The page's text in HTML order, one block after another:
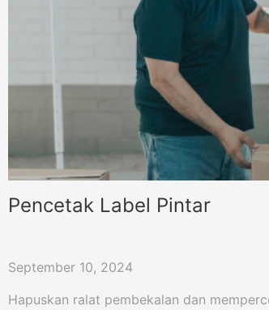
Pencetak Label Pintar
September 10, 2024
Hapuskan ralat pembekalan dan